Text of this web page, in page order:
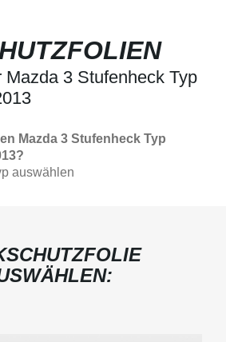
Mazda 3 Stufenheck Typ
Mazda 3 Stufenheck Typ
auswählen